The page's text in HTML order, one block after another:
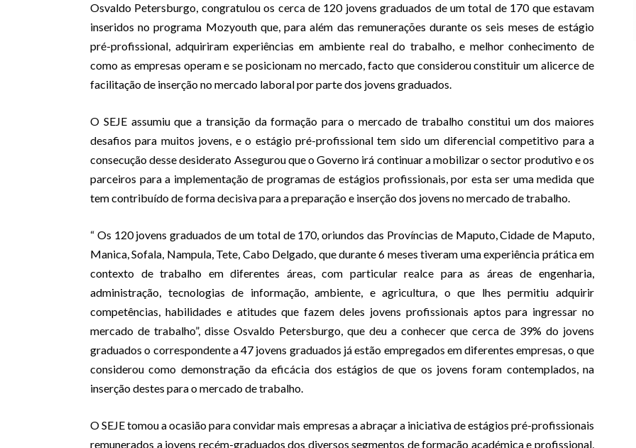
Osvaldo Petersburgo, congratulou os cerca de 120 jovens graduados de um total de 170 que estavam
inseridos no programa Mozyouth que, para além das remunerações durante os seis meses de estágio
pré-profissional, adquiriram experiências em ambiente real do trabalho, e melhor conhecimento de
como as empresas operam e se posicionam no mercado, facto que considerou constituir um alicerce de
facilitação de inserção no mercado laboral por parte dos jovens graduados.
O SEJE assumiu que a transição da formação para o mercado de trabalho constitui um dos maiores
desafios para muitos jovens, e o estágio pré-profissional tem sido um diferencial competitivo para a
consecução desse desiderato Assegurou que o Governo irá continuar a mobilizar o sector produtivo e os
parceiros para a implementação de programas de estágios profissionais, por esta ser uma medida que
tem contribuído de forma decisiva para a preparação e inserção dos jovens no mercado de trabalho.
“ Os 120 jovens graduados de um total de 170, oriundos das Províncias de Maputo, Cidade de Maputo,
Manica, Sofala, Nampula, Tete, Cabo Delgado, que durante 6 meses tiveram uma experiência prática em
contexto de trabalho em diferentes áreas, com particular realce para as áreas de engenharia,
administração, tecnologias de informação, ambiente, e agricultura, o que lhes permitiu adquirir
competências, habilidades e atitudes que fazem deles jovens profissionais aptos para ingressar no
mercado de trabalho”, disse Osvaldo Petersburgo, que deu a conhecer que cerca de 39% do jovens
graduados o correspondente a 47 jovens graduados já estão empregados em diferentes empresas, o que
considerou como demonstração da eficácia dos estágios de que os jovens foram contemplados, na
inserção destes para o mercado de trabalho.
O SEJE tomou a ocasião para convidar mais empresas a abraçar a iniciativa de estágios pré-profissionais
remunerados a jovens recém-graduados dos diversos segmentos de formação académica e profissional,